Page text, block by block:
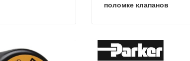
поломке клапанов